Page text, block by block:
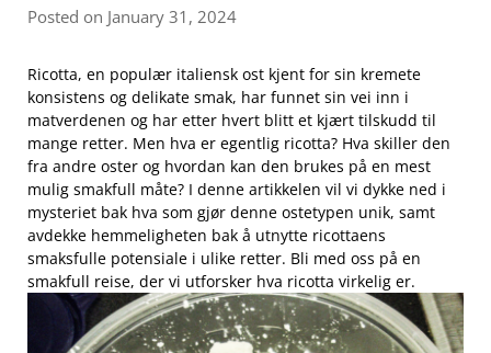
Posted on January 31, 2024
Ricotta, en populær italiensk ost kjent ‌for sin kremete
konsistens og ​delikate smak, har funnet sin vei inn i​
matverdenen og har ‍etter hvert blitt et kjært tilskudd til
mange retter. Men hva er egentlig ricotta? Hva skiller den
fra andre oster og hvordan kan den brukes på en mest
mulig smakfull måte? I denne⁢ artikkelen vil vi ⁣dykke ned i
mysteriet bak hva som gjør denne ostetypen unik, samt⁤
avdekke hemmeligheten bak å utnytte ricottaens
smaksfulle potensiale i ulike retter. Bli⁤ med oss ‌på en
smakfull reise, der vi utforsker hva ricotta virkelig er.